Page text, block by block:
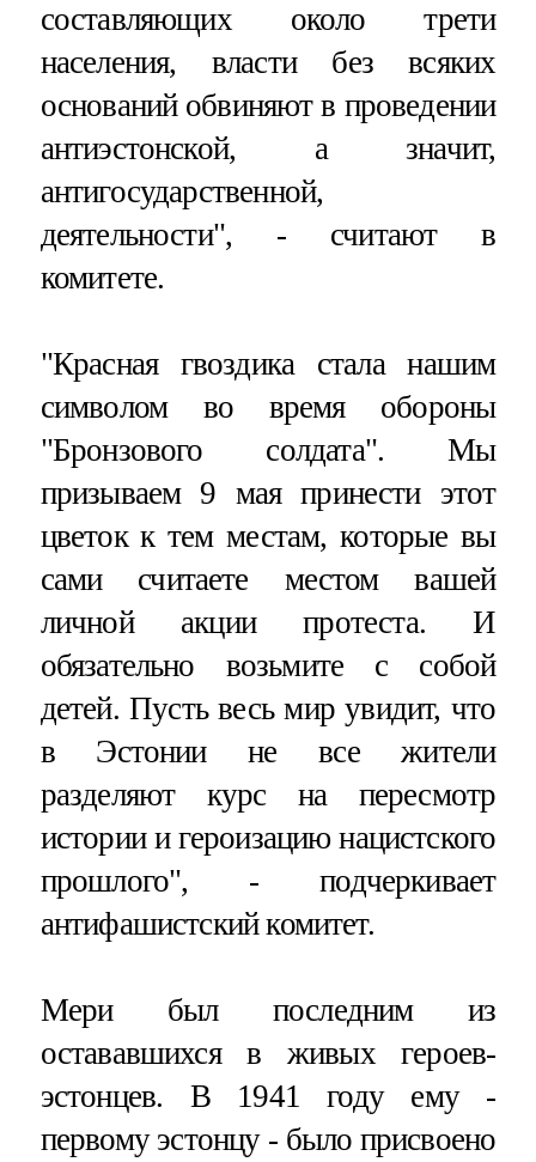
составляющих около трети
населения, власти без всяких
оснований обвиняют в проведении
антиэстонской, а значит,
антигосударственной,
деятельности", - считают в
комитете.
"Красная гвоздика стала нашим
символом во время обороны
"Бронзового солдата". Мы
призываем 9 мая принести этот
цветок к тем местам, которые вы
сами считаете местом вашей
личной акции протеста. И
обязательно возьмите с собой
детей. Пусть весь мир увидит, что
в Эстонии не все жители
разделяют курс на пересмотр
истории и героизацию нацистского
прошлого", - подчеркивает
антифашистский комитет.
Мери был последним из
остававшихся в живых героев-
эстонцев. В 1941 году ему -
первому эстонцу - было присвоено